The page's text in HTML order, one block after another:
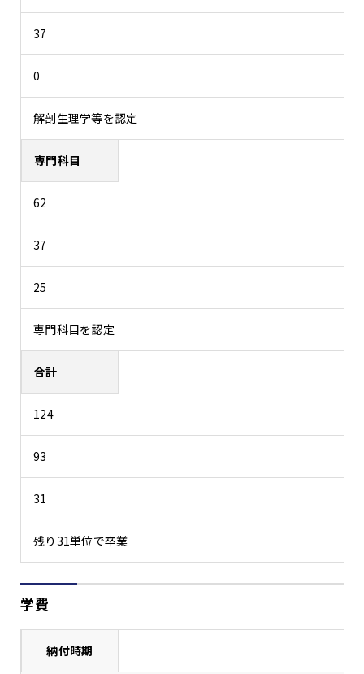
37
0
解剖生理学等を認定
専門科目
62
37
25
専門科目を認定
合計
124
93
31
残り31単位で卒業
学費
納付時期